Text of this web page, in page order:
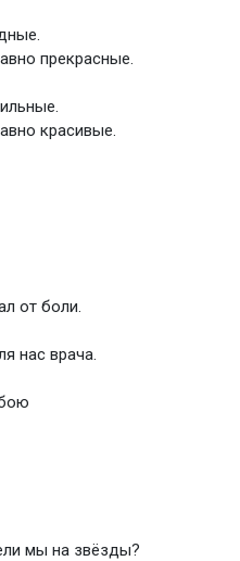
прекрасные.
красивые.
от боли.
нас врача.
мы на звёзды?